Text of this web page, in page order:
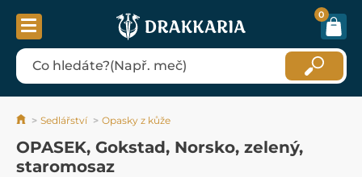
0
Sedlářství Opasky z kůže
OPASEK, Gokstad, Norsko, zelený,
staromosaz